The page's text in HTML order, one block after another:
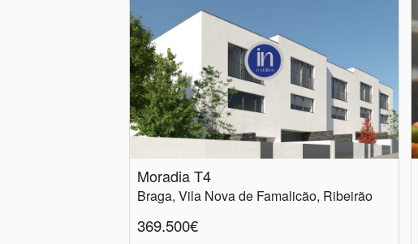
Moradia T4
Braga, Vila Nova de Famalicão, Ribeirão
369.500€